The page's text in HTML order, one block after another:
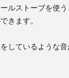
ルストーブを使
きます。
をしているような